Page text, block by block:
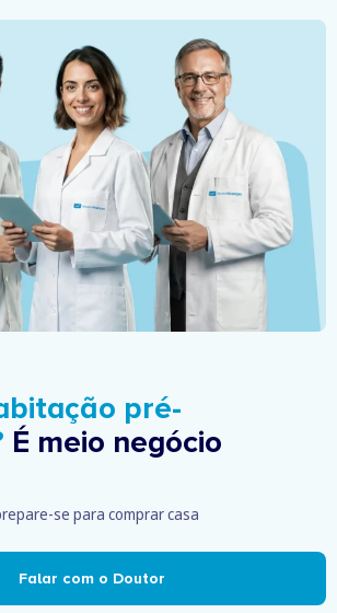
pré-
É meio negócio
se para comprar casa
Falar com o Doutor